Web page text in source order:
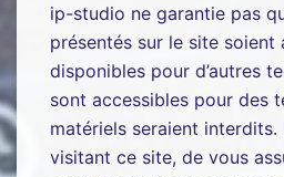
ip-studio ne garantie pas
présentés sur le site soient
disponibles pour d’autres
sont accessibles pour des
matériels seraient
visitant ce site, de vous